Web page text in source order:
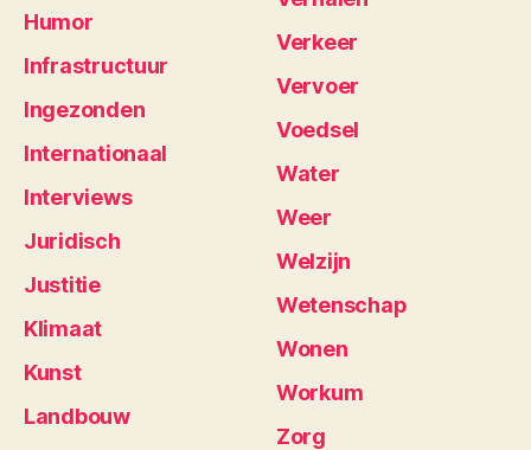
Humor
Infrastructuur
Ingezonden
Internationaal
Interviews
Juridisch
Justitie
Klimaat
Kunst
Landbouw
Verkeer
Vervoer
Voedsel
Water
Weer
Welzijn
Wetenschap
Wonen
Workum
Zorg